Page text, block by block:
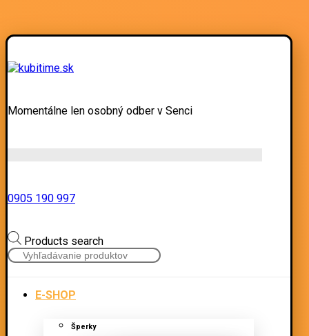
Momentálne len osobný odber v Senci
0905 190 997
Products search
E-SHOP
Šperky